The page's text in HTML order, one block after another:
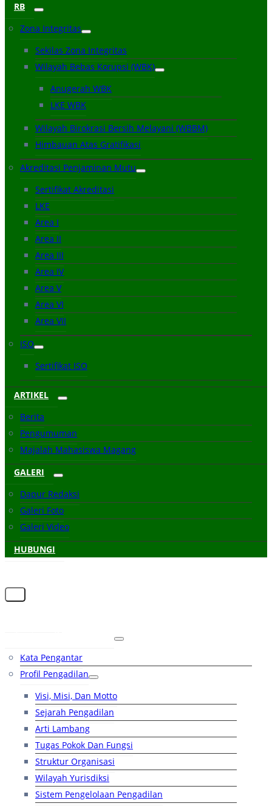
RB
Zona Integritas
Sekilas Zona Integritas
Wilayah Bebas Korupsi (WBK)
Anugerah WBK
LKE WBK
Wilayah Birokrasi Bersih Melayani (WBBM)
Himbauan Atas Gratifikasi
Akreditasi Penjaminan Mutu
Sertifikat Akreditasi
LKE
Area I
Area II
Area III
Area IV
Area V
Area VI
Area VII
ISO
Sertifikat ISO
ARTIKEL
Berita
Pengumuman
Majalah Mahasiswa Magang
GALERI
Dapur Redaksi
Galeri Foto
Galeri Video
HUBUNGI
Kata Pengantar
Profil Pengadilan
Visi, Misi, Dan Motto
Sejarah Pengadilan
Arti Lambang
Tugas Pokok Dan Fungsi
Struktur Organisasi
Wilayah Yurisdiksi
Sistem Pengelolaan Pengadilan